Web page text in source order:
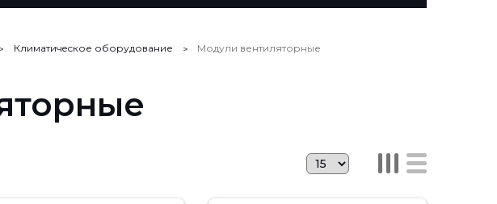
Климатичeское оборудование Модули вентиляторные